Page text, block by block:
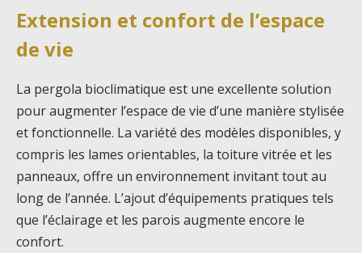
Extension et confort de l’espace
de vie
La pergola bioclimatique est une excellente solution
pour augmenter l’espace de vie d’une manière stylisée
et fonctionnelle. La variété des modèles disponibles, y
compris les lames orientables, la toiture vitrée et les
panneaux, offre un environnement invitant tout au
long de l’année. L’ajout d’équipements pratiques tels
que l’éclairage et les parois augmente encore le
confort.